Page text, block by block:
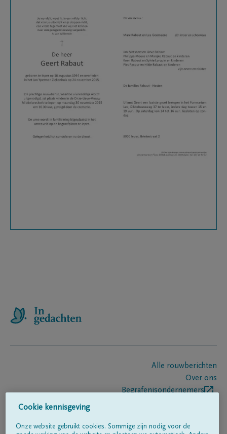
Alle rouwberichten
Over ons
Begrafenisondernemers
Cookie kennisgeving
Onze website gebruikt cookies. Sommige zijn nodig voor de